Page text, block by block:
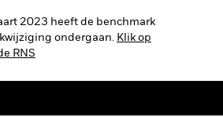
2023 heeft de benchmark
ondergaan. Klik op
RNS